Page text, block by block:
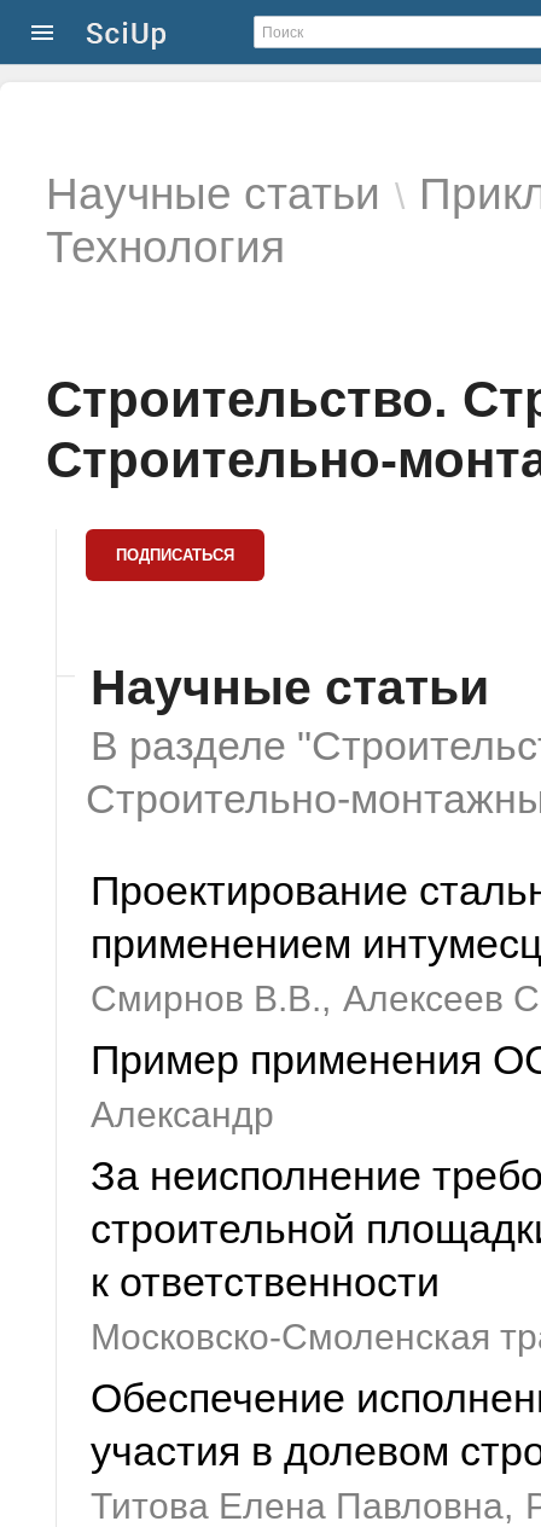
Научные статьи \
Технология
Строительство.
Строительно-
Научные статьи
В разделе
Строительно-
Проектирование
применением
Смирнов В.В., Алексеев
Пример применения
Александр
За неисполнение
строительной
к ответственности
Московско-Смоленская
Обеспечение
участия в долевом
Титова Елена Павловна,